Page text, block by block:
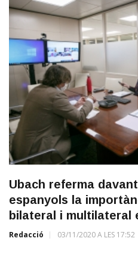
Ubach referma
espanyols la
bilateral i multilateral
Redacció 03/11/2020 A LES 17:52